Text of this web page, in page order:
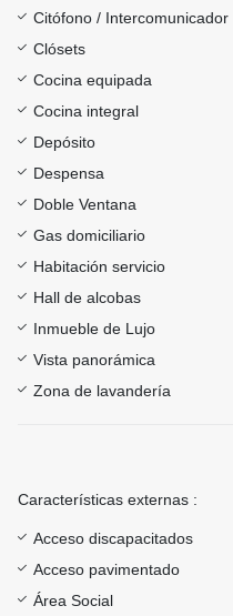
Citófono / Intercomunicador
Clósets
Cocina equipada
Cocina integral
Depósito
Despensa
Doble Ventana
Gas domiciliario
Habitación servicio
Hall de alcobas
Inmueble de Lujo
Vista panorámica
Zona de lavandería
Características externas :
Acceso discapacitados
Acceso pavimentado
Área Social